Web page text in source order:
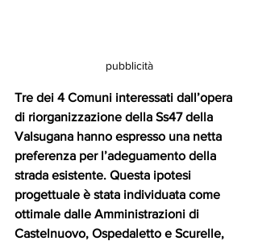
pubblicità
Tre dei 4 Comuni interessati dall’opera
di riorganizzazione della Ss47 della
Valsugana hanno espresso una netta
preferenza per l’adeguamento della
strada esistente. Questa ipotesi
progettuale è stata individuata come
ottimale dalle Amministrazioni di
Castelnuovo, Ospedaletto e Scurelle,